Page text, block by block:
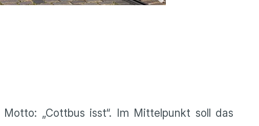
Motto: „Cottbus isst“. Im Mittelpunkt soll das